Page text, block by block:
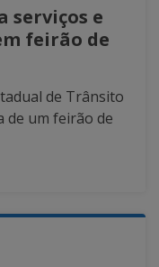
serviços e
feirão de
de Trânsito
de um feirão de